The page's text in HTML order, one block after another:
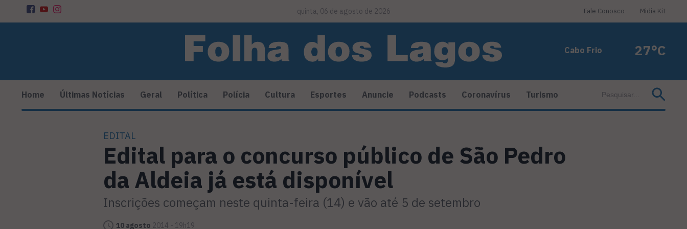
quinta, 06 de agosto de 2026 Fale Conosco Midia Kit
Cabo Frio 27°C
Home Últimas Notícias Geral Política Polícia Cultura Esportes Anuncie Podcasts Coronavírus Turismo
EDITAL
Edital para o concurso público de São Pedro
da Aldeia já está disponível
Inscrições começam neste quinta-feira (14) e vão até 5 de setembro
10 agosto 2014 - 19h19